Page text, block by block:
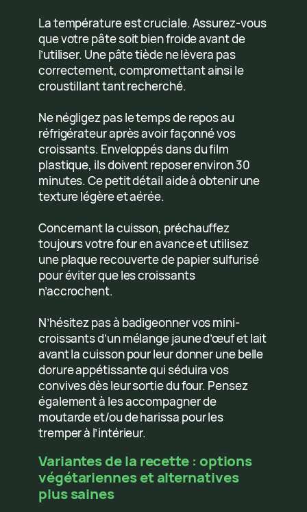
La température est cruciale. Assurez-vous
que votre pâte soit bien froide avant de
l’utiliser. Une pâte tiède ne lèvera pas
correctement, compromettant ainsi le
croustillant tant recherché.
Ne négligez pas le temps de repos au
réfrigérateur après avoir façonné vos
croissants. Enveloppés dans du film
plastique, ils doivent reposer environ 30
minutes. Ce petit détail aide à obtenir une
texture légère et aérée.
Concernant la cuisson, préchauffez
toujours votre four en avance et utilisez
une plaque recouverte de papier sulfurisé
pour éviter que les croissants
n’accrochent.
N’hésitez pas à badigeonner vos mini-
croissants d’un mélange jaune d’œuf et lait
avant la cuisson pour leur donner une belle
dorure appétissante qui séduira vos
convives dès leur sortie du four. Pensez
également à les accompagner de
moutarde et/ou de harissa pour les
tremper à l’intérieur.
Variantes de la recette : options
végétariennes et alternatives
plus saines